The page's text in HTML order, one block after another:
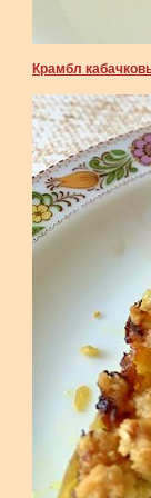
Крамбл